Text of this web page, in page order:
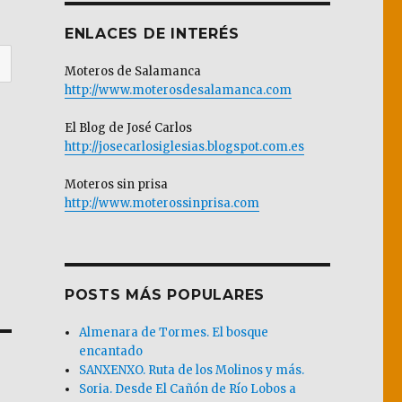
ENLACES DE INTERÉS
Moteros de Salamanca
http://www.moterosdesalamanca.com
El Blog de José Carlos
http://josecarlosiglesias.blogspot.com.es
Moteros sin prisa
http://www.moterossinprisa.com
POSTS MÁS POPULARES
Almenara de Tormes. El bosque
encantado
SANXENXO. Ruta de los Molinos y más.
Soria. Desde El Cañón de Río Lobos a